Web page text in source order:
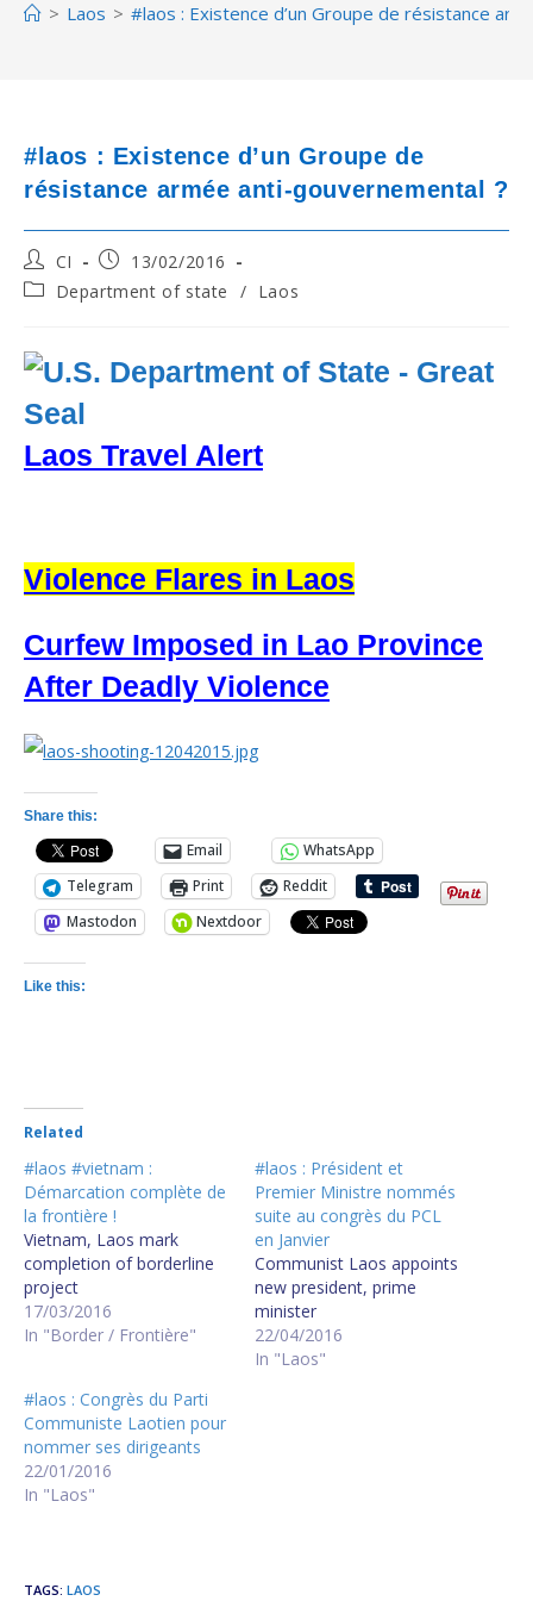
> Laos > #laos : Existence d’un Groupe de résistance
#laos : Existence d’un Groupe de
résistance armée anti-gouvernemental ?
Post
author:
CI
Post
published:
13/02/2016
PostDepartment of state / Laos
Laos Travel Alert
Violence Flares in Laos
Curfew Imposed in Lao Province
After Deadly Violence
Share this:
Email
WhatsApp
Telegram
Print
Reddit
Mastodon
Nextdoor
Like this:
Related
#laos #vietnam :
Démarcation complète de
la frontière !
Vietnam, Laos mark
completion of borderline
project
17/03/2016
In "Border / Frontière"
#laos : Président et
Premier Ministre nommés
suite au congrès du PCL
en Janvier
Communist Laos appoints
new president, prime
minister
22/04/2016
In "Laos"
#laos : Congrès du Parti
Communiste Laotien pour
nommer ses dirigeants
22/01/2016
In "Laos"
TAGS: LAOS